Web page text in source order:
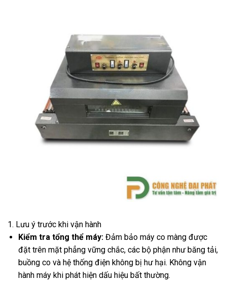
1. Lưu ý trước khi vận hành
Kiểm tra tổng thể máy:Đảm bảo máy co màng được
đặt trên mặt phẳng vững chắc, các bộ phận như băng tải,
buồng co và hệ thống điện không bị hư hại. Không vận
hành máy khi phát hiện dấu hiệu bất thường.